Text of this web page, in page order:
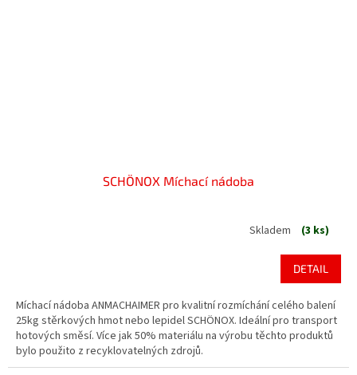
SCHÖNOX Míchací nádoba
Skladem (3 ks)
DETAIL
Míchací nádoba ANMACHAIMER pro kvalitní rozmíchání celého balení
25kg stěrkových hmot nebo lepidel SCHÖNOX. Ideální pro transport
hotových směsí. Více jak 50% materiálu na výrobu těchto produktů
bylo použito z recyklovatelných zdrojů.